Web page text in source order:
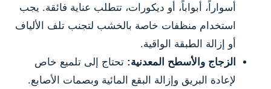
أسواراً، أبواباً، أو ديكورات، تتطلب عناية فائقة. يجب
استخدام منظفات خاصة بالخشب لتجنب تلف الألياف
أو إزالة الطبقة الواقية.
الزجاج والأسطح المعدنية: تحتاج إلى تلميع خاص
لإعادة البريق وإزالة البقع المائية وبصمات الأصابع.